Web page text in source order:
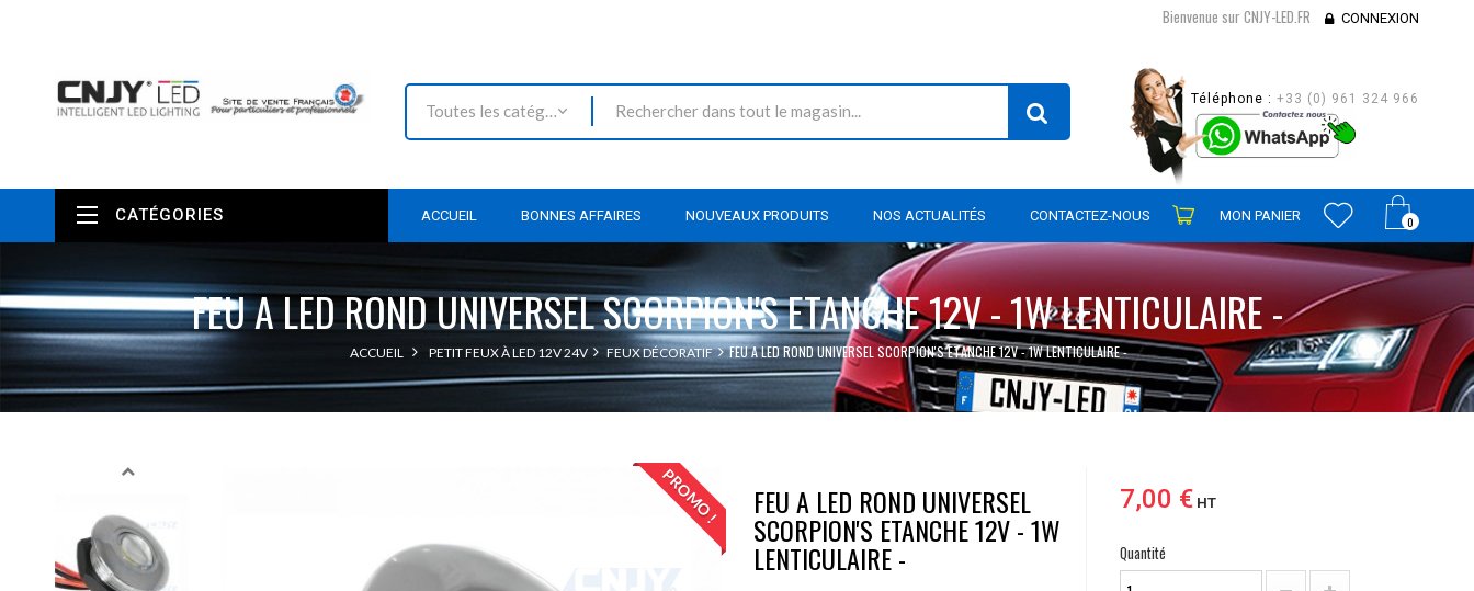
Bienvenue sur CNJY-LED.FR CONNEXION
Toutes les catégories
Téléphone : +33 (0) 961 324 966
0
ACCUEIL BONNES AFFAIRES NOUVEAUX PRODUITS NOS ACTUALITÉS CONTACTEZ-NOUS MON PANIER
CATÉGORIES
FEU A LED ROND UNIVERSEL SCORPION'S ETANCHE 12V - 1W LENTICULAIRE -
ACCUEIL PETIT FEUX À LED 12V 24V FEUX DÉCORATIF FEU A LED ROND UNIVERSEL SCORPION'S ETANCHE 12V - 1W LENTICULAIRE -
PROMO ! FEU A LED ROND UNIVERSEL
SCORPION'S ETANCHE 12V - 1W
LENTICULAIRE -
7,00 €HT
Quantité